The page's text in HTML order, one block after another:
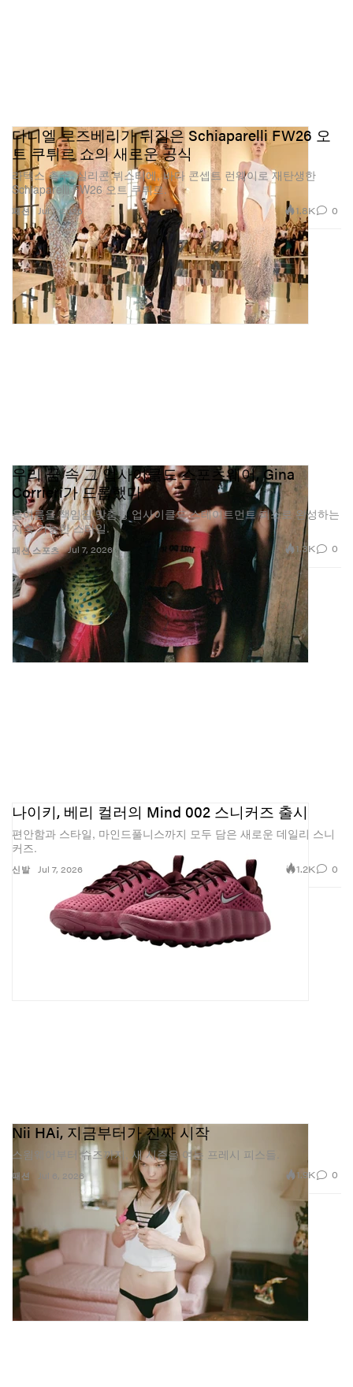
패션
다니엘 로즈베리가 뒤집은 Schiaparelli FW26 오
트 쿠튀르 쇼의 새로운 공식
라텍스 촉수, 실리콘 뷔스티에, 바다 콘셉트 런웨이로 재탄생한
Schiaparelli FW26 오트 쿠튀르.
Jul 7, 2026 1.8K 0
패션 스포츠
우리 꿈 속 그 업사이클드 스포츠웨어, Gina
Corrieri가 드롭했다
올여름을 책임질 맞춤형 업사이클드 스테이트먼트 피스로 완성하는
지속 가능한 스타일.
Jul 7, 2026 1.3K 0
신발
나이키, 베리 컬러의 Mind 002 스니커즈 출시
편안함과 스타일, 마인드풀니스까지 모두 담은 새로운 데일리 스니
커즈.
Jul 7, 2026 1.2K 0
패션
Nii HAi, 지금부터가 진짜 시작
스윔웨어부터 슈즈까지, 새 시즌을 여는 프레시 피스들.
Jul 6, 2026 1.9K 0